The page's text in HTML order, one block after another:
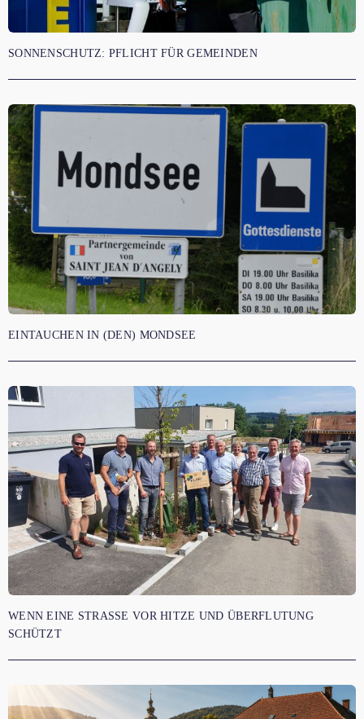
SONNENSCHUTZ: PFLICHT FÜR GEMEINDEN
EINTAUCHEN IN (DEN) MONDSEE
WENN EINE STRASSE VOR HITZE UND ÜBERFLUTUNG S
CHÜTZT